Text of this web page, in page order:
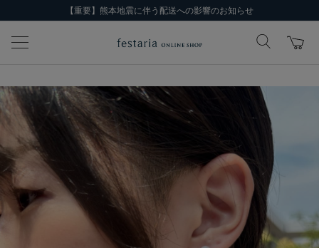
【重要】熊本地震に伴う配送への影響のお知らせ